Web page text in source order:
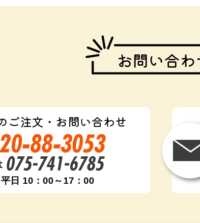
お問い合わ
ご注文・お問い合わせ
平日 10：00～17：00